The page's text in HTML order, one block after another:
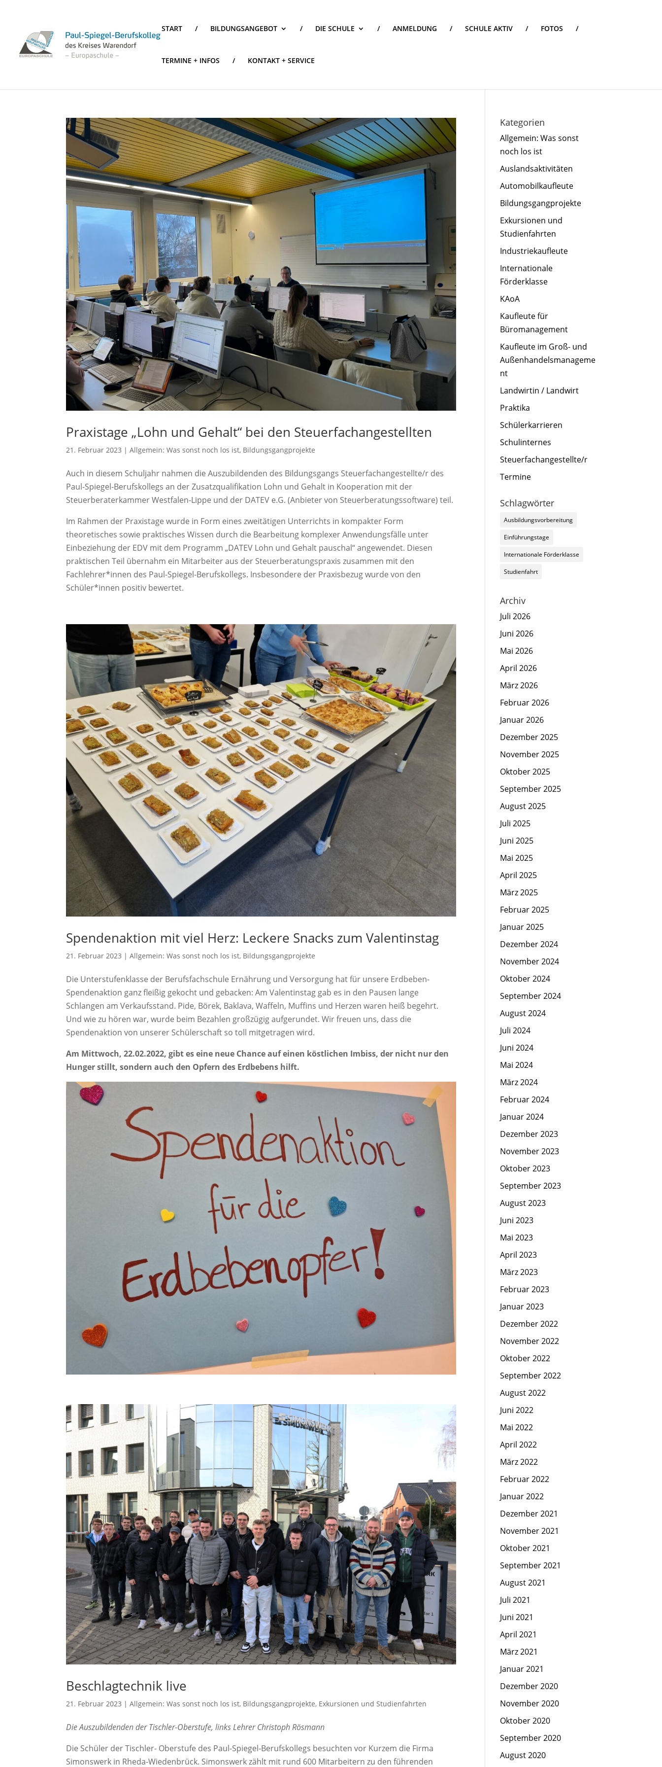
START / BILDUNGSANGEBOT / DIE SCHULE / ANMELDUNG / SCHULE AKTIV / FOTOS /
TERMINE + INFOS / KONTAKT + SERVICE
Praxistage „Lohn und Gehalt“ bei den Steuerfachangestellten
21. Februar 2023 |Allgemein: Was sonst noch los ist, Bildungsgangprojekte
Auch in diesem Schuljahr nahmen die Auszubildenden des Bildungsgangs Steuerfachangestellte/r des
Paul-Spiegel-Berufskollegs an der Zusatzqualifikation Lohn und Gehalt in Kooperation mit der
Steuerberaterkammer Westfalen-Lippe und der DATEV e.G. (Anbieter von Steuerberatungssoftware) teil.
Im Rahmen der Praxistage wurde in Form eines zweitätigen Unterrichts in kompakter Form
theoretisches sowie praktisches Wissen durch die Bearbeitung komplexer Anwendungsfälle unter
Einbeziehung der EDV mit dem Programm „DATEV Lohn und Gehalt pauschal“ angewendet. Diesen
praktischen Teil übernahm ein Mitarbeiter aus der Steuerberatungspraxis zusammen mit den
Fachlehrer*innen des Paul-Spiegel-Berufskollegs. Insbesondere der Praxisbezug wurde von den
Schüler*innen positiv bewertet.
Spendenaktion mit viel Herz: Leckere Snacks zum Valentinstag
21. Februar 2023 |Allgemein: Was sonst noch los ist, Bildungsgangprojekte
Die Unterstufenklasse der Berufsfachschule Ernährung und Versorgung hat für unsere Erdbeben-
Spendenaktion ganz fleißig gekocht und gebacken: Am Valentinstag gab es in den Pausen lange
Schlangen am Verkaufsstand. Pide, Börek, Baklava, Waffeln, Muffins und Herzen waren heiß begehrt.
Und wie zu hören war, wurde beim Bezahlen großzügig aufgerundet. Wir freuen uns, dass die
Spendenaktion von unserer Schülerschaft so toll mitgetragen wird.
Am Mittwoch, 22.02.2022, gibt es eine neue Chance auf einen köstlichen Imbiss, der nicht nur den
Hunger stillt, sondern auch den Opfern des Erdbebens hilft.
Beschlagtechnik live
21. Februar 2023 |Allgemein: Was sonst noch los ist, Bildungsgangprojekte, Exkursionen und Studienfahrten
Die Auszubildenden der Tischler-Oberstufe, links Lehrer Christoph Rösmann
Die Schüler der Tischler- Oberstufe des Paul-Spiegel-Berufskollegs besuchten vor Kurzem die Firma
Simonswerk in Rheda-Wiedenbrück. Simonswerk zählt mit rund 600 Mitarbeitern zu den führenden
Kategorien
Allgemein: Was sonst
noch los ist
Auslandsaktivitäten
Automobilkaufleute
Bildungsgangprojekte
Exkursionen und
Studienfahrten
Industriekaufleute
Internationale
Förderklasse
KAoA
Kaufleute für
Büromanagement
Kaufleute im Groß- und
Außenhandelsmanageme
nt
Landwirtin / Landwirt
Praktika
Schülerkarrieren
Schulinternes
Steuerfachangestellte/r
Termine
Schlagwörter
Ausbildungsvorbereitung
Einführungstage
Internationale Förderklasse
Studienfahrt
Archiv
Juli 2026
Juni 2026
Mai 2026
April 2026
März 2026
Februar 2026
Januar 2026
Dezember 2025
November 2025
Oktober 2025
September 2025
August 2025
Juli 2025
Juni 2025
Mai 2025
April 2025
März 2025
Februar 2025
Januar 2025
Dezember 2024
November 2024
Oktober 2024
September 2024
August 2024
Juli 2024
Juni 2024
Mai 2024
März 2024
Februar 2024
Januar 2024
Dezember 2023
November 2023
Oktober 2023
September 2023
August 2023
Juni 2023
Mai 2023
April 2023
März 2023
Februar 2023
Januar 2023
Dezember 2022
November 2022
Oktober 2022
September 2022
August 2022
Juni 2022
Mai 2022
April 2022
März 2022
Februar 2022
Januar 2022
Dezember 2021
November 2021
Oktober 2021
September 2021
August 2021
Juli 2021
Juni 2021
April 2021
März 2021
Januar 2021
Dezember 2020
November 2020
Oktober 2020
September 2020
August 2020